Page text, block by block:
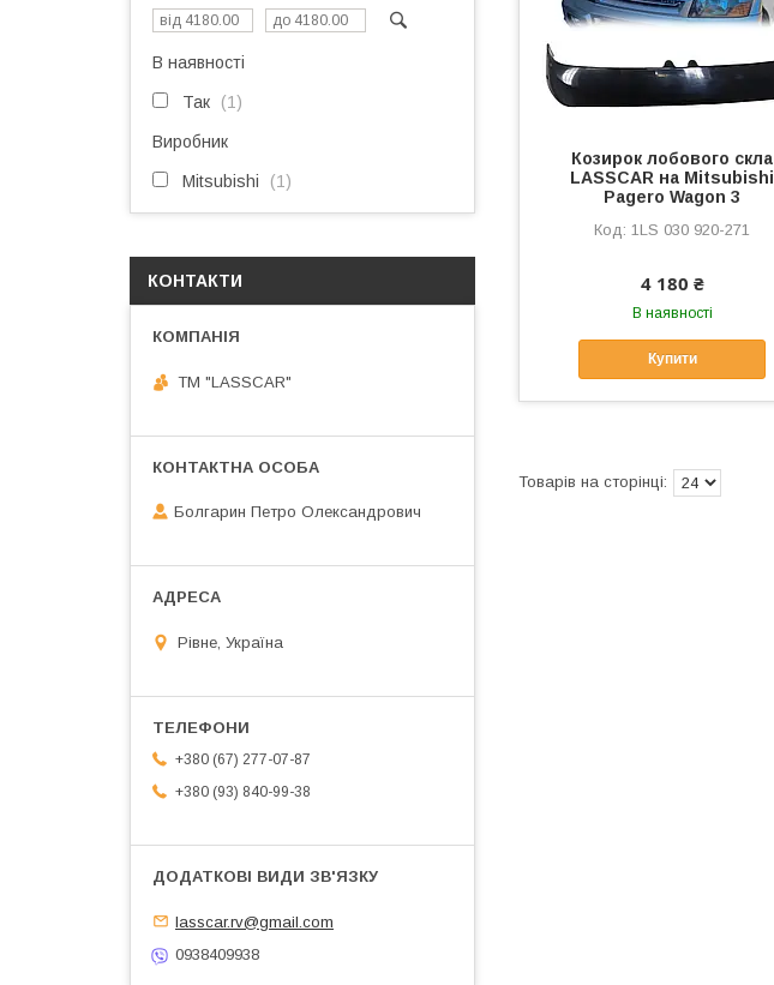
Козирок лобового скла
LASSCAR на Mitsubishi
Pagero Wagon 3
1LS 030 920-271
4 180 ₴
В наявності
Купити
В наявності
Так 1
Виробник
Mitsubishi 1
КОНТАКТИ
ТМ "LASSCAR"
Болгарин Петро Олександрович
Рівне, Україна
+380 (67) 277-07-87
+380 (93) 840-99-38
lasscar.rv@gmail.com
0938409938